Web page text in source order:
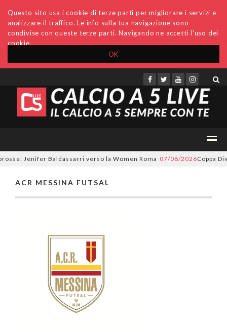
OK
Questo sito usa i cookie di terze parti per migliorare i servizi e
analizzare il traffico. Le info sulla tua navigazione sono
condivise con queste terze parti. Navigando ne accetti l'uso dei
cookie.
Accedi Archivio Invio comunicati Redazione
Jenifer Baldassarri verso la Women Roma 07/08/2026 Coppa
ACR MESSINA FUTSAL